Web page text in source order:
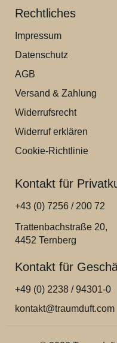
Rechtliches
Impressum
Datenschutz
AGB
Versand & Zahlung
Widerrufsrecht
Widerruf erklären
Cookie-Richtlinie
Kontakt für
+43 (0) 7256 / 200 72
Trattenbachstraße 20,
4452 Ternberg
Kontakt für
+49 (0) 2238 / 94301-0
kontakt@traumduft.com